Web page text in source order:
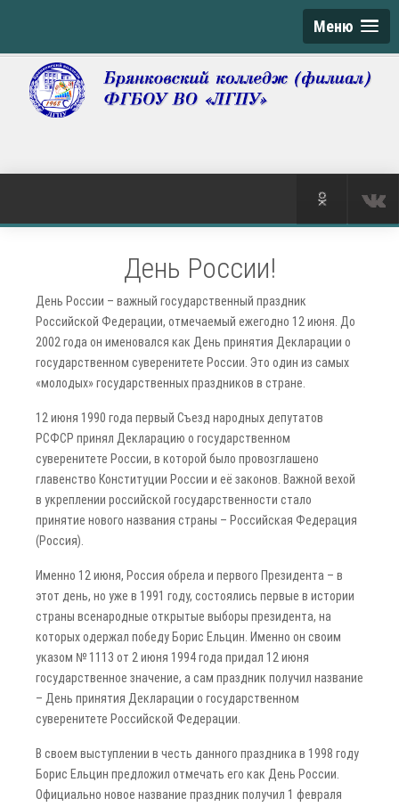
Меню
День России!
День России – важный государственный праздник
Российской Федерации, отмечаемый ежегодно 12 июня. До
2002 года он именовался как День принятия Декларации о
государственном суверенитете России. Это один из самых
«молодых» государственных праздников в стране.
12 июня 1990 года первый Съезд народных депутатов
РСФСР принял Декларацию о государственном
суверенитете России, в которой было провозглашено
главенство Конституции России и её законов. Важной вехой
в укреплении российской государственности стало
принятие нового названия страны – Российская Федерация
(Россия).
Именно 12 июня, Россия обрела и первого Президента – в
этот день, но уже в 1991 году, состоялись первые в истории
страны всенародные открытые выборы президента, на
которых одержал победу Борис Ельцин. Именно он своим
указом № 1113 от 2 июня 1994 года придал 12 июня
государственное значение, а сам праздник получил название
– День принятия Декларации о государственном
суверенитете Российской Федерации.
В своем выступлении в честь данного праздника в 1998 году
Борис Ельцин предложил отмечать его как День России.
Официально новое название праздник получил 1 февраля